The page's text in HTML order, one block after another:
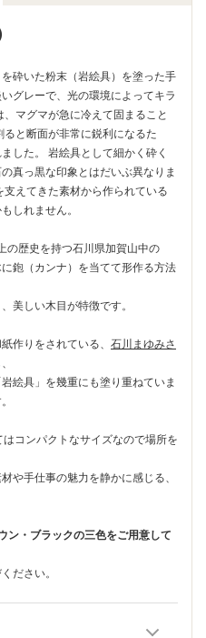
砕いた粉末（岩絵具）を塗った手
グレーで、光の環境によってキラ
マグマが急に冷えて固まること
と断面が非常に鋭利になるた
した。 岩絵具として細かく砕く
真っ黒な印象とはだいぶ異なりま
えてきた素材から作られている
しれません。
の歴史を持つ石川県加賀山中の
鉋（カンナ）を当てて形作る方法
美しい木目が特徴です。
作りをされている、 石川まゆみさ
絵具」を幾重にも塗り重ねていま
コンパクトなサイズなので場所を
や手仕事の魅力を静かに感じる、
ン・ブラックの三色をご用意して
ださい。